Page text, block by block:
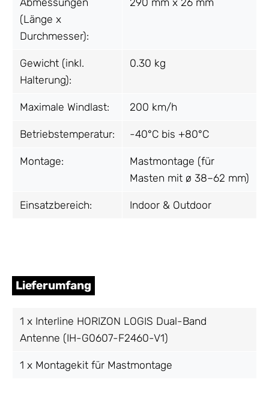
(Länge x
Durchmesser):
Gewicht (inkl.
Halterung):
0.30 kg
Maximale Windlast: 200 km/h
Betriebstemperatur: -40°C bis +80°C
Montage:
Mastmontage (für
Masten mit ø 38–62 mm)
Einsatzbereich: Indoor & Outdoor
Lieferumfang
1 x Interline HORIZON LOGIS Dual-Band
Antenne (IH-G0607-F2460-V1)
1 x Montagekit für Mastmontage